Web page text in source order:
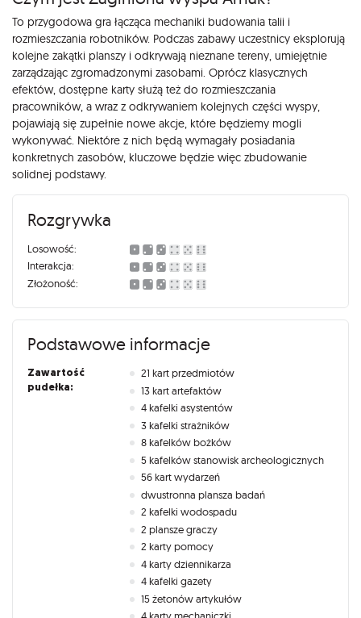
To przygodowa gra łącząca mechaniki budowania talii i
rozmieszczania robotników. Podczas zabawy uczestnicy eksplorują
kolejne zakątki planszy i odkrywają nieznane tereny, umiejętnie
zarządzając zgromadzonymi zasobami. Oprócz klasycznych
efektów, dostępne karty służą też do rozmieszczania
pracowników, a wraz z odkrywaniem kolejnych części wyspy,
pojawiają się zupełnie nowe akcje, które będziemy mogli
wykonywać. Niektóre z nich będą wymagały posiadania
konkretnych zasobów, kluczowe będzie więc zbudowanie
solidnej podstawy.
Rozgrywka
Losowość:
Interakcja:
Złożoność:
Podstawowe informacje
Zawartość
pudełka:
21 kart przedmiotów
13 kart artefaktów
4 kafelki asystentów
3 kafelki strażników
8 kafelków bożków
5 kafelków stanowisk archeologicznych
56 kart wydarzeń
dwustronna plansza badań
2 kafelki wodospadu
2 plansze graczy
2 karty pomocy
4 karty dziennikarza
4 kafelki gazety
15 żetonów artykułów